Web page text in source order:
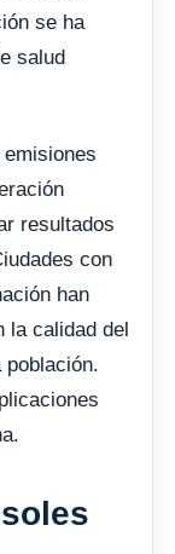
se ha
salud
resultados
con
han
la calidad del